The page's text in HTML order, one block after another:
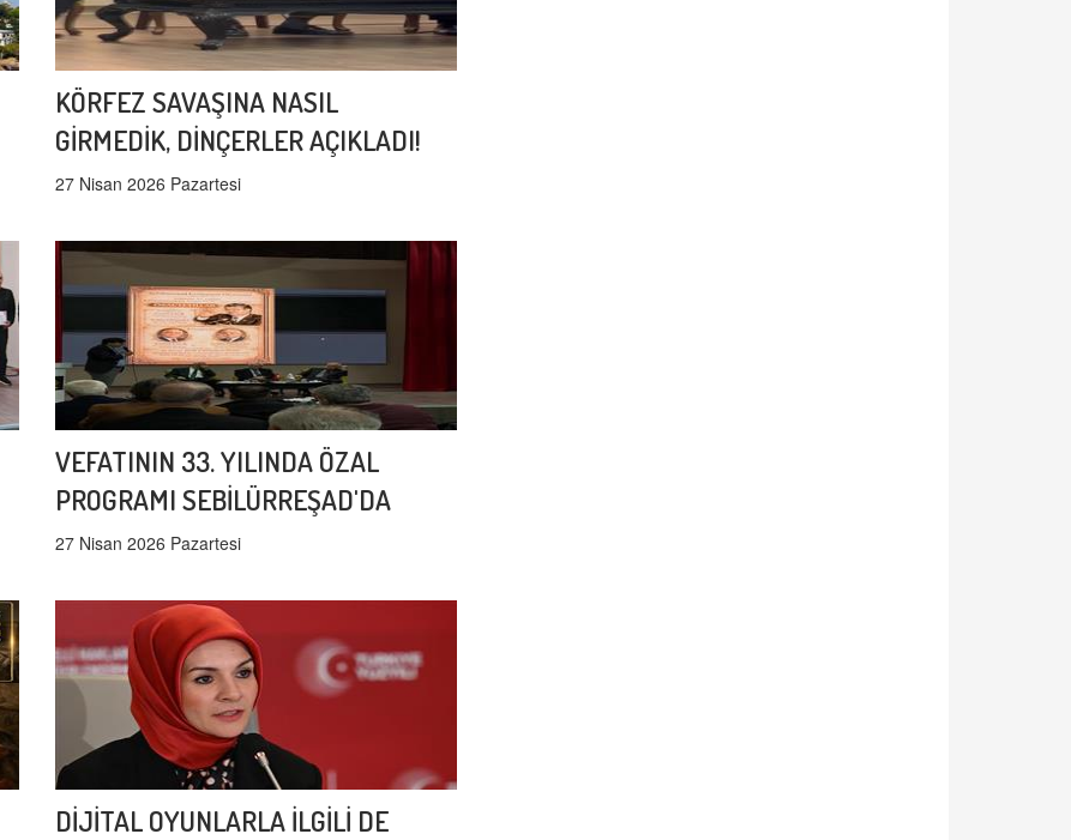
KÖRFEZ SAVAŞINA NASIL
GİRMEDİK, DİNÇERLER AÇIKLADI!
27 Nisan 2026 Pazartesi
VEFATININ 33. YILINDA ÖZAL
PROGRAMI SEBİLÜRREŞAD'DA
27 Nisan 2026 Pazartesi
DİJİTAL OYUNLARLA İLGİLİ DE